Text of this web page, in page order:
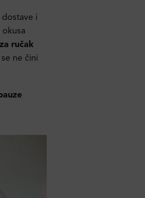
i
ručak
se ne čini